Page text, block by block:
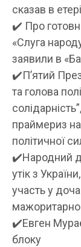
сказав в
✔️ Про
«Слуга
заявили в
✔️П’ятий
та голова
праймериз
політичної
✔️Народний
утік з
участь у
✔️Евген
блоку